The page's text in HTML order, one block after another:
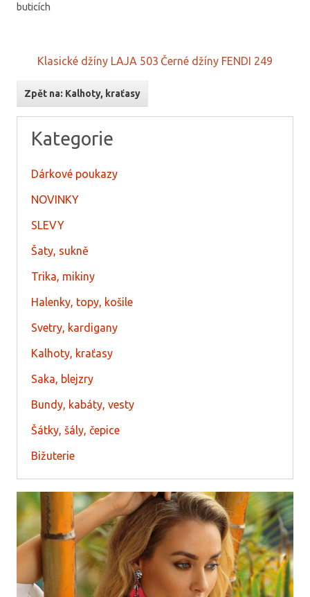
buticích
Černé džíny FENDI 249
Klasické džíny LAJA 503
Zpět na: Kalhoty, kraťasy
Kategorie
Dárkové poukazy
NOVINKY
SLEVY
Šaty, sukně
Trika, mikiny
Halenky, topy, košile
Svetry, kardigany
Kalhoty, kraťasy
Saka, blejzry
Bundy, kabáty, vesty
Šátky, šály, čepice
Bižuterie